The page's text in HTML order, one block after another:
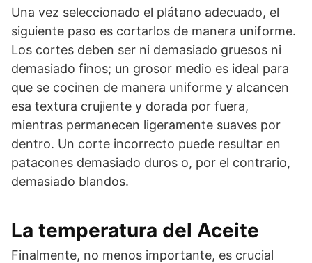
Una vez seleccionado el plátano adecuado, el
siguiente paso es cortarlos de manera uniforme.
Los cortes deben ser ni demasiado gruesos ni
demasiado finos; un grosor medio es ideal para
que se cocinen de manera uniforme y alcancen
esa textura crujiente y dorada por fuera,
mientras permanecen ligeramente suaves por
dentro. Un corte incorrecto puede resultar en
patacones demasiado duros o, por el contrario,
demasiado blandos.
La temperatura del Aceite
Finalmente, no menos importante, es crucial